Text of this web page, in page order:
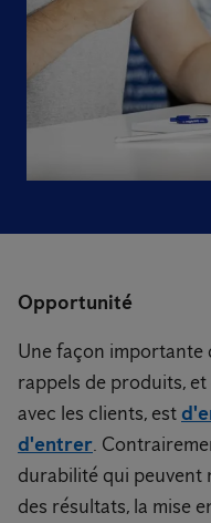
Opportunité
Une façon importante
rappels de produits,
avec les clients, est
d'entrer.
durabilité qui peuvent
des résultats, la mise